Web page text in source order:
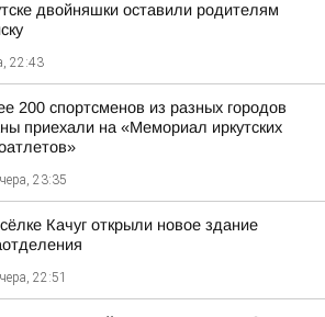
двойняшки оставили родителям
22:43
200 спортсменов из разных городов
приехали на «Мемориал иркутских
23:35
Качуг открыли новое здание
22:51